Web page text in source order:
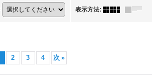
表示方法:
2 3 4 次 »